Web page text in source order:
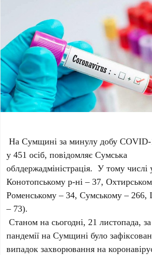
На Сумщині за минулу добу COVID-
у 451 осіб, повідомляє Сумська
облдержадміністрація. У тому числі
Конотопському р-ні – 37,
Роменському – 34, Сумському –
– 73).
Станом на сьогодні, 21 листопада,
пандемії на Сумщині було
випадок захворювання на